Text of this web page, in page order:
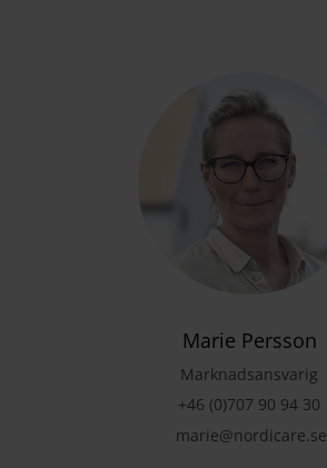
Marie Persson
Marknadsansvarig
+46 (0)707 90 94 30
marie@nordicare.se